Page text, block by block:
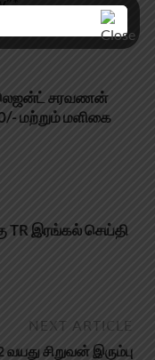
லெஜன்ட் சரவணன்
மற்றும் மளிகை
TR இரங்கல் செய்தி
NEXT ARTICLE
வயது சிறுவன் இரும்பு